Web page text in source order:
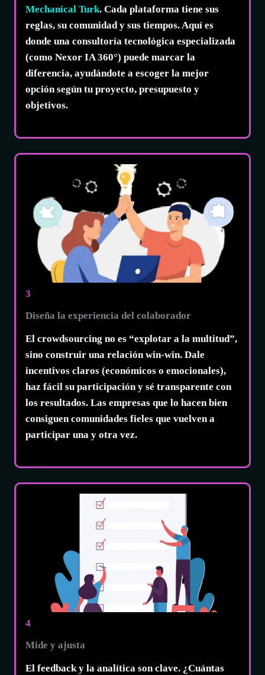
Mechanical Turk. Cada plataforma tiene sus
reglas, su comunidad y sus tiempos. Aquí es
donde una consultoría tecnológica especializada
(como Nexor IA 360°) puede marcar la
diferencia, ayudándote a escoger la mejor
opción según tu proyecto, presupuesto y
objetivos.
3
Diseña la experiencia del colaborador
El crowdsourcing no es “explotar a la multitud”,
sino construir una relación win-win. Dale
incentivos claros (económicos o emocionales),
haz fácil su participación y sé transparente con
los resultados. Las empresas que lo hacen bien
consiguen comunidades fieles que vuelven a
participar una y otra vez.
4
Mide y ajusta
El feedback y la analítica son clave. ¿Cuántas